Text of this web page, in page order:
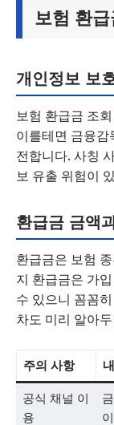
보험 환
개인정보 보
보험 환급금 조
이를테면 금융
전합니다. 사칭
보 유출 위험이
환급금 금액
환급금은 보험
지 환급금은 가
수 있으니 꼼꼼
차도 미리 알아
주의 사항
공식 채널 이
용